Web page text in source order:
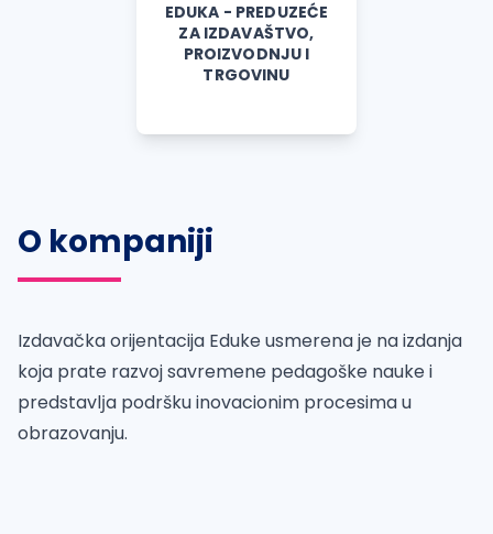
EDUKA - PREDUZEĆE
ZA IZDAVAŠTVO,
PROIZVODNJU I
TRGOVINU
O kompaniji
Izdavačka orijentacija Eduke usmerena je na izdanja
koja prate razvoj savremene pedagoške nauke i
predstavlјa podršku inovacionim procesima u
obrazovanju.